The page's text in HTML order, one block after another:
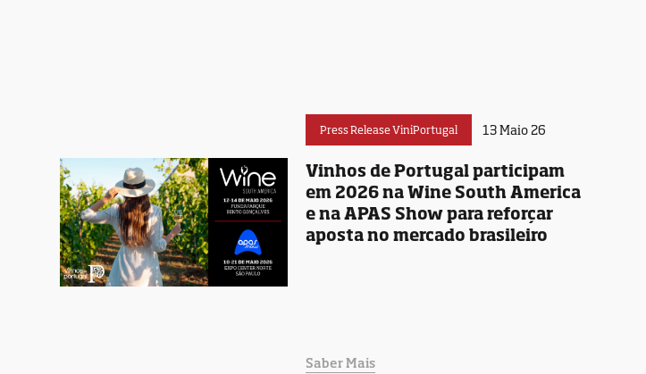
Press Release ViniPortugal 13 Maio 26
Vinhos de Portugal participam
em 2026 na Wine South America
e na APAS Show para reforçar
aposta no mercado brasileiro
Saber Mais